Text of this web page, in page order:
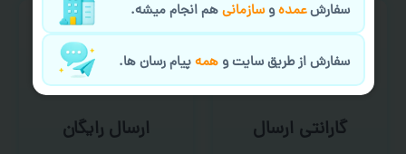
گارانتی ارسال ارسال رایگان
سفارشعمدهوسازمانیهم انجام میشه.
سفارش از طریق سایت وهمهپیام رسان ها.